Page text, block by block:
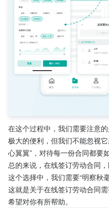
在这个过程中，我们需要注意
极大的便利，但我们不能忽视
心翼翼”，对待每一份合同都要
总的来说，在线签订劳动合同
这个选择中，我们需要“明察秋
这就是关于在线签订劳动合同
希望对你有所帮助。